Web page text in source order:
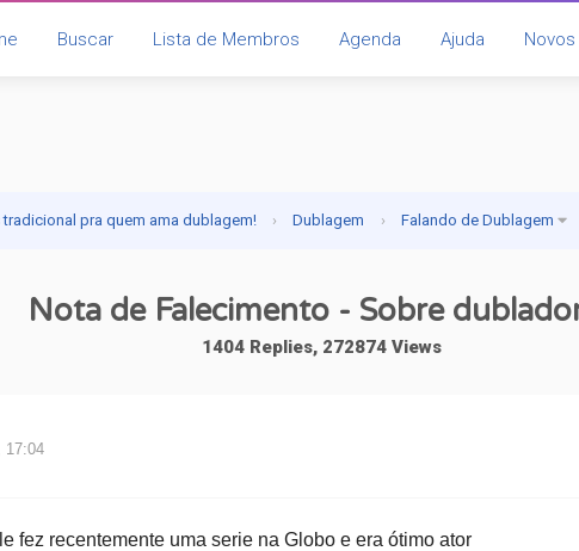
Buscar Lista de Membros Agenda Ajuda
pra quem ama dublagem! › Dublagem › Falando de Dublagem
Nota de Falecimento - Sobre
1404 Replies, 272874 Views
17:04
fez recentemente uma serie na Globo e era ótimo ator